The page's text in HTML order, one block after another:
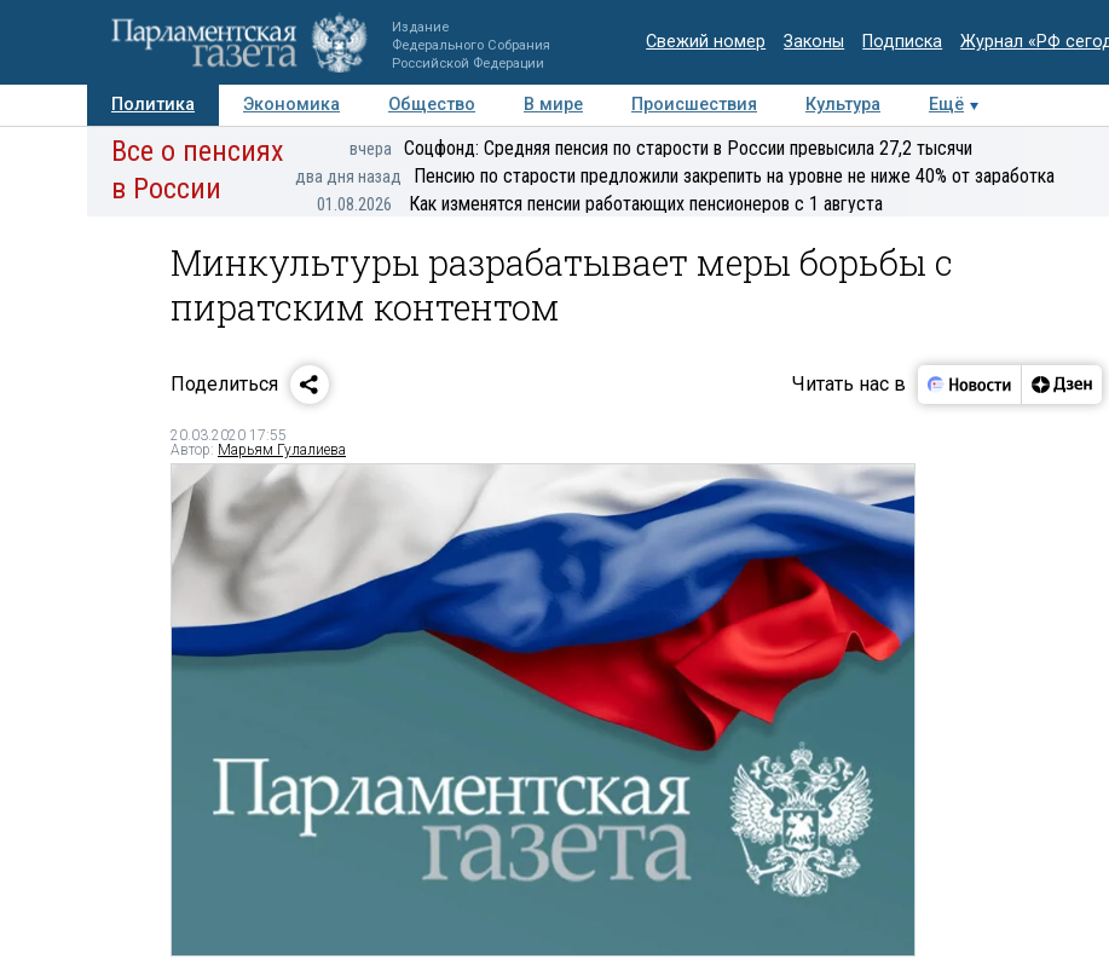
Издание
Федерального Собрания
Российской Федерации
Свежий номер Законы Подписка Журнал «РФ
Политика Экономика Общество В мире Происшествия Культура Ещё
Авторы Персоны Мнения Регионы Медиацентр Интервью Колумнисты
экспертиза
Все о пенсиях
в России
вчера Соцфонд: Средняя пенсия по старости в России превысила 27,2 тысячи
два дня назад Пенсию по старости предложили закрепить на уровне не ниже 40% от заработка
01.08.2026 Как изменятся пенсии работающих пенсионеров с 1 августа
Минкультуры разрабатывает меры борьбы с
пиратским контентом
Поделиться Читать нас в
20.03.2020 17:55
Автор: Марьям Гулалиева